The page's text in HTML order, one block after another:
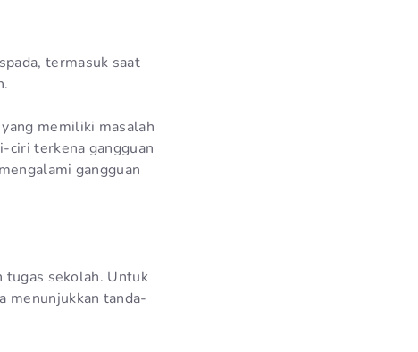
termasuk saat
memiliki masalah
ciri terkena gangguan
gangguan
tugas sekolah. Untuk
menunjukkan tanda-